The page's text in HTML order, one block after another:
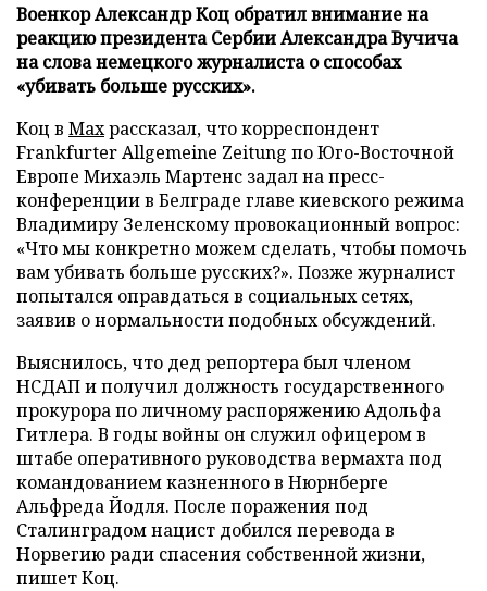
Военкор Александр Коц обратил внимание на
реакцию президента Сербии Александра Вучича
на слова немецкого журналиста о способах
«убивать больше русских».
Коц в Махрассказал, что корреспондент
Frankfurter Allgemeine Zeitung по Юго-Восточной
Европе Михаэль Мартенс задал на пресс-
конференции в Белграде главе киевского режима
Владимиру Зеленскому провокационный вопрос:
«Что мы конкретно можем сделать, чтобы помочь
вам убивать больше русских?». Позже журналист
попытался оправдаться в социальных сетях,
заявив о нормальности подобных обсуждений.
Выяснилось, что дед репортера был членом
НСДАП и получил должность государственного
прокурора по личному распоряжению Адольфа
Гитлера. В годы войны он служил офицером в
штабе оперативного руководства вермахта под
командованием казненного в Нюрнберге
Альфреда Йодля. После поражения под
Сталинградом нацист добился перевода в
Норвегию ради спасения собственной жизни,
пишет Коц.